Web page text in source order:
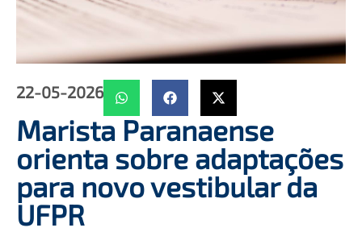
22-05-2026
Marista Paranaense
orienta sobre adaptações
para novo vestibular da
UFPR